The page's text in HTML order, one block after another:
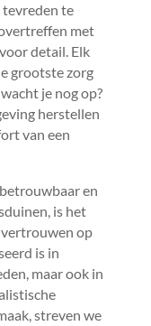
tevreden te
met
detail.​ Elk
grootste zorg
je nog op?
herstellen
van een
en
is het
op
is in
maar ook in
streven we